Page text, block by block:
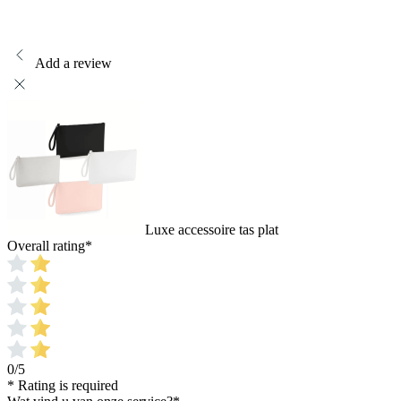
worden
op
de
Add a review
Luxe accessoire tas plat
Overall rating*
0/5
* Rating is required